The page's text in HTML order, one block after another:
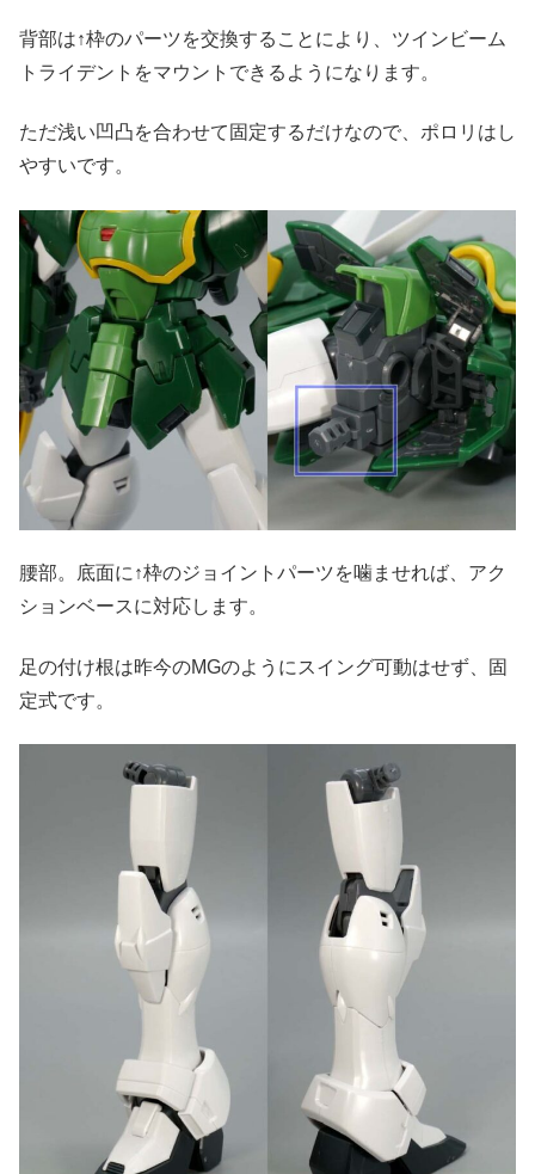
背部は↑枠のパーツを交換することにより、ツインビーム
トライデントをマウントできるようになります。
ただ浅い凹凸を合わせて固定するだけなので、ポロリはし
やすいです。
腰部。底面に↑枠のジョイントパーツを噛ませれば、アク
ションベースに対応します。
足の付け根は昨今のMGのようにスイング可動はせず、固
定式です。